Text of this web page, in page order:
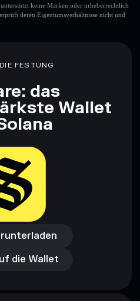
keine Marken oder urheberrechtlich
deren Eigentumsverhältnisse nicht und
FESTUNG
das
Wallet
die Wallet
die Wallet